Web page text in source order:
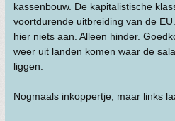
kassenbouw. De kapitalistische
voortdurende uitbreiding van de
hier niets aan. Alleen hinder.
weer uit landen komen waar de
liggen.
Nogmaals inkoppertje, maar links